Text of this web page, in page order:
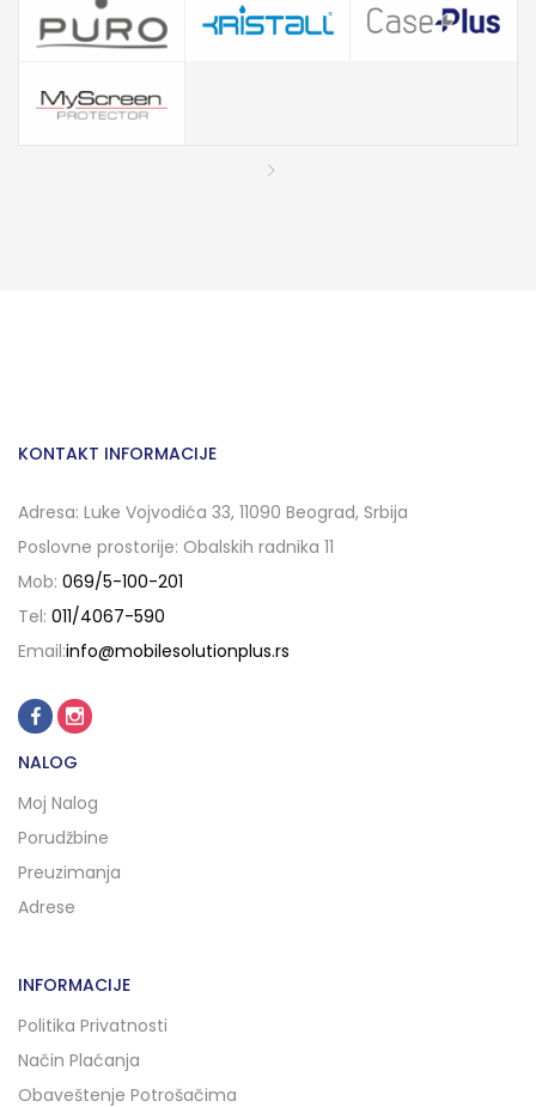
KONTAKT INFORMACIJE
Adresa: Luke Vojvodića 33, 11090 Beograd, Srbija
Poslovne prostorije: Obalskih radnika 11
Mob: 069/5-100-201
Tel: 011/4067-590
Email:info@mobilesolutionplus.rs
NALOG
Moj Nalog
Porudžbine
Preuzimanja
Adrese
INFORMACIJE
Politika Privatnosti
Način Plaćanja
Obaveštenje Potrošačima